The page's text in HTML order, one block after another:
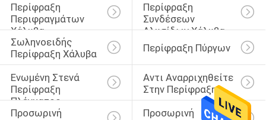
Περίφραξη
Περιφραγμάτων
Χάλυβα
Περίφραξη
Συνδέσεων
Αλυσίδων Χάλυβα
Σωληνοειδής
Περίφραξη Χάλυβα
Περίφραξη Πύργων
Ενωμένη Στενά
Περίφραξη
Πλέγματος
Καλωδίων
Αντι Αναρριχηθείτε
Στην Περίφραξη
Προσωρινή
Προσωρινή